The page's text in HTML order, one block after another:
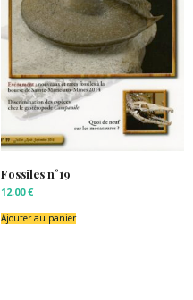
Fossiles n°19
12,00€
Ajouter au panier